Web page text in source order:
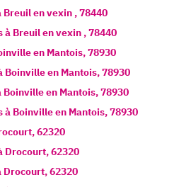
Breuil en vexin ,78440
à Breuil en vexin ,78440
en Mantois,78930
Boinville en Mantois,78930
Boinville en Mantois,78930
à Boinville en Mantois,78930
,62320
Drocourt,62320
Drocourt,62320